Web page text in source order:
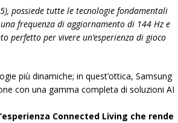
possiede tutte le tecnologie fondamentali
frequenza di aggiornamento di 144 Hz e
per vivere un’esperienza di gioco
più dinamiche; in quest’ottica, Samsung
con una gamma completa di soluzioni AI
Connected Living che rende